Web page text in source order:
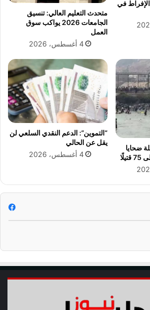
في
متحدث التعليم العالي: تنسيق
الجامعات 2026 يواكب سوق
العمل
4 أغسطس، 2026
ضحايا
“التموين”: الدعم النقدي السلعي لن
يقل عن الحالي
4 أغسطس، 2026